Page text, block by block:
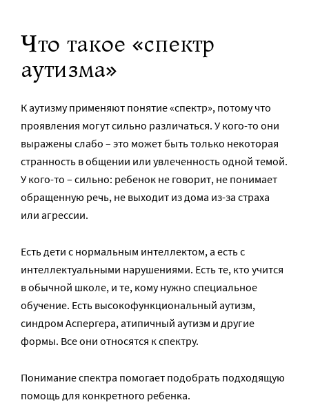
Что такое «спектр
аутизма»
К аутизму применяют понятие «спектр», потому что
проявления могут сильно различаться. У кого-то они
выражены слабо – это может быть только некоторая
странность в общении или увлеченность одной темой.
У кого-то – сильно: ребенок не говорит, не понимает
обращенную речь, не выходит из дома из-за страха
или агрессии.
Есть дети с нормальным интеллектом, а есть с
интеллектуальными нарушениями. Есть те, кто учится
в обычной школе, и те, кому нужно специальное
обучение. Есть высокофункциональный аутизм,
синдром Аспергера, атипичный аутизм и другие
формы. Все они относятся к спектру.
Понимание спектра помогает подобрать подходящую
помощь для конкретного ребенка.